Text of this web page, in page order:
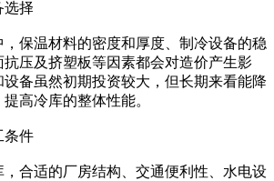
择
温材料的密度和厚度、制冷设备的稳
压及挤塑板等因素都会对造价产生影
备虽然初期投资较大，但长期来看能降
高冷库的整体性能。
件
适的厂房结构、交通便利性、水电设